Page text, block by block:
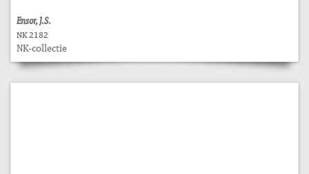
Ensor, J.S.
NK 2182
NK-collectie